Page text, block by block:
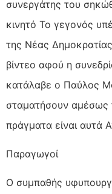
συνεργάτης του
κινητό Το γεγονός
της Νέας
βίντεο αφού η
κατάλαβε ο Παύλος
σταματήσουν αμέσως
πράγματα είναι αυτά
Παραγωγοί
Ο συμπαθής